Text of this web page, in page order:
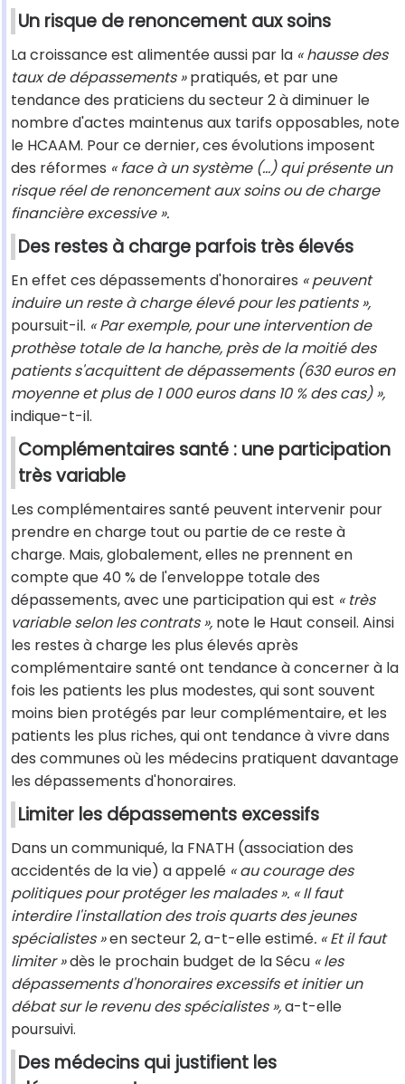
Un risque de renoncement aux soins
La croissance est alimentée aussi par la « hausse des
taux de dépassements »pratiqués, et par une
tendance des praticiens du secteur 2 à diminuer le
nombre d'actes maintenus aux tarifs opposables, note
le HCAAM. Pour ce dernier, ces évolutions imposent
des réformes « face à un système (…) qui présente un
risque réel de renoncement aux soins ou de charge
financière excessive ».
Des restes à charge parfois très élevés
En effet ces dépassements d'honoraires « peuvent
induire un reste à charge élevé pour les patients »,
poursuit-il. « Par exemple, pour une intervention de
prothèse totale de la hanche, près de la moitié des
patients s'acquittent de dépassements (630 euros en
moyenne et plus de 1 000 euros dans 10 % des cas) »,
indique-t-il.
Complémentaires santé : une participation
très variable
Les complémentaires santé peuvent intervenir pour
prendre en charge tout ou partie de ce reste à
charge. Mais, globalement, elles ne prennent en
compte que 40 % de l'enveloppe totale des
dépassements, avec une participation qui est « très
variable selon les contrats », note le Haut conseil. Ainsi
les restes à charge les plus élevés après
complémentaire santé ont tendance à concerner à la
fois les patients les plus modestes, qui sont souvent
moins bien protégés par leur complémentaire, et les
patients les plus riches, qui ont tendance à vivre dans
des communes où les médecins pratiquent davantage
les dépassements d'honoraires.
Limiter les dépassements excessifs
Dans un communiqué, la FNATH (association des
accidentés de la vie) a appelé « au courage des
politiques pour protéger les malades ». « Il faut
interdire l'installation des trois quarts des jeunes
spécialistes »en secteur 2, a-t-elle estimé. « Et il faut
limiter »dès le prochain budget de la Sécu « les
dépassements d'honoraires excessifs et initier un
débat sur le revenu des spécialistes »,a-t-elle
poursuivi.
Des médecins qui justifient les